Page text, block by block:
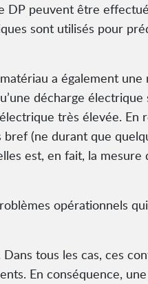
DP peuvent être
sont utilisés pour
a également
décharge électrique
très élevée. En
(ne durant que
est, en fait, la mesure
opérationnels
tous les cas, ces
En conséquence, une